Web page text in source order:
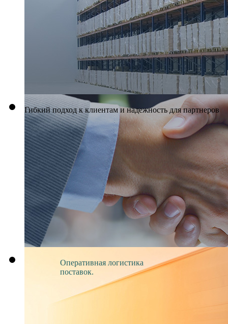
Гибкий подход к клиентам и надежность для партнеров
Оперативная логистика
поставок.